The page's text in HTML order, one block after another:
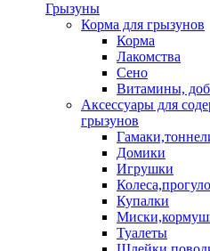
Грызуны
Корма для грызунов
Корма
Лакомства
Сено
Витамины,
Аксессуары для
грызунов
Домики
Игрушки
Купалки
Туалеты